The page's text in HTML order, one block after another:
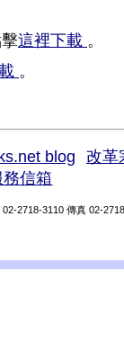
這裡下載 。
。
blog
改革
務信箱
2718-3110 傳真 02-